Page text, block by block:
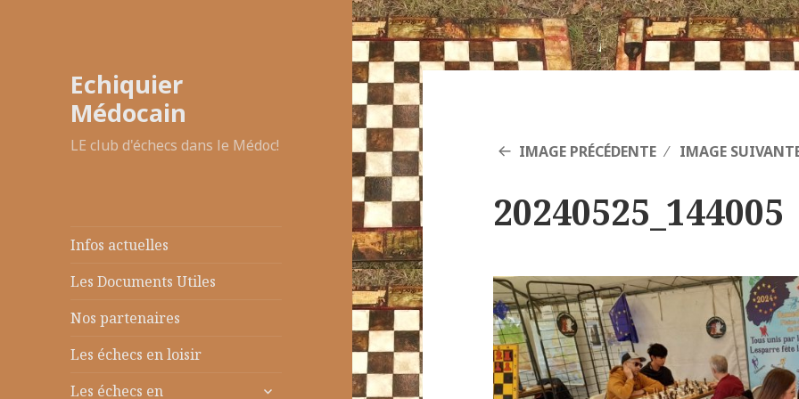
Echiquier
Médocain
LE club d'échecs dans le Médoc!
Infos actuelles
Les Documents Utiles
Nos partenaires
Les échecs en loisir
Les échecs en
ouvrir
IMAGE PRÉCÉDENTE IMAGE
20240525_144005